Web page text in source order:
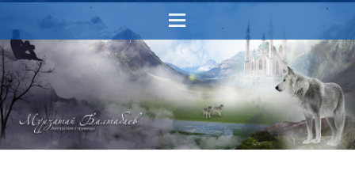
Menu